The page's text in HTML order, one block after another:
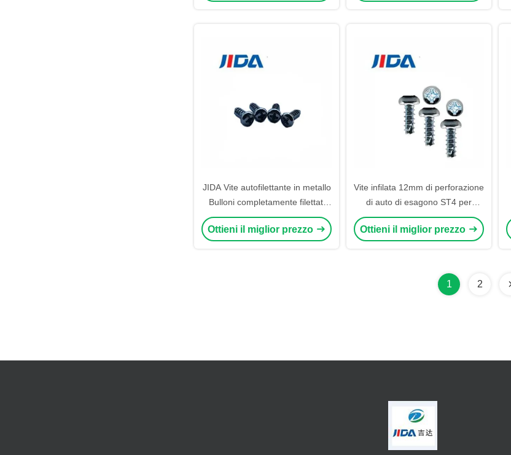
JIDA Vite autofilettante in metallo
Bulloni completamente filettati
ST5x22
Ottieni il miglior prezzo
Vite infilata 12mm di perforazione
di auto di esagono ST4 per
plastica
Ottieni il miglior prezzo
1 2